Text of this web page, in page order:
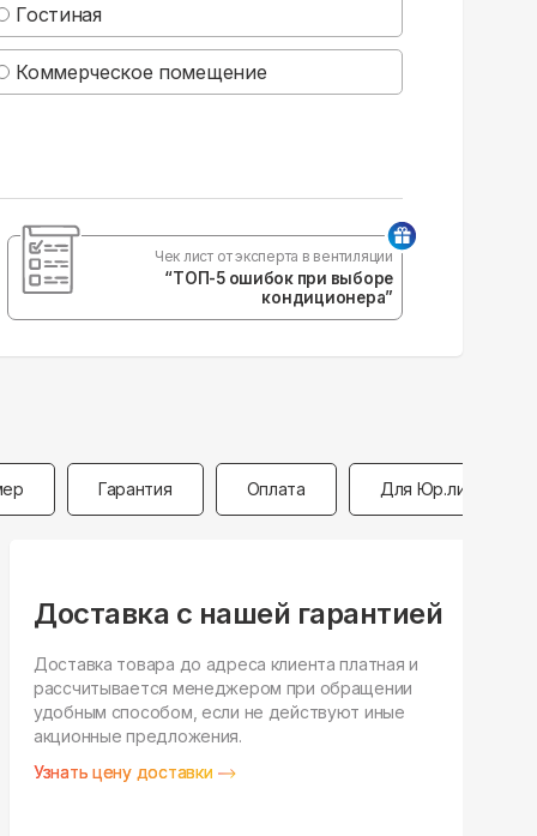
Гостиная
Коммерческое помещение
Чек лист от эксперта в вентиляции
“ТОП-5 ошибок при выборе
кондиционера”
Гарантия Оплата Для Юр.лиц
Доставка с нашей гарантией
Доставка товара до адреса клиента платная и
рассчитывается менеджером при обращении
удобным способом, если не действуют иные
акционные предложения.
Узнать цену доставки